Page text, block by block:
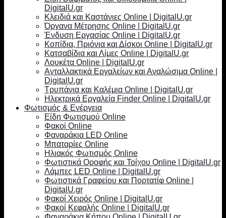
DigitalU.gr
Κλειδιά και Καστάνιες Online | DigitalU.gr
Όργανα Μέτρησης Online | DigitalU.gr
Ένδυση Εργασίας Online | DigitalU.gr
Κοπίδια, Πριόνια και Δίσκοι Online | DigitalU.gr
Κατσαβίδια και Λίμες Online | DigitalU.gr
Λουκέτα Online | DigitalU.gr
Ανταλλακτικά Εργαλείων και Αναλώσιμα Online |
DigitalU.gr
Τρυπάνια και Καλέμια Online | DigitalU.gr
Ηλεκτρικά Εργαλεία Finder Online | DigitalU.gr
Φωτισμός & Ενέργεια
Είδη Φωτισμού Online
Φακοί Online
Φαναράκια LED Online
Μπαταρίες Online
Ηλιακός Φωτισμός Online
Φωτιστικά Οροφής και Τοίχου Online | DigitalU.gr
Λάμπες LED Online | DigitalU.gr
Φωτιστικά Γραφείου και Πορτατίφ Online |
DigitalU.gr
Φακοί Χειρός Online | DigitalU.gr
Φακοί Κεφαλής Online | DigitalU.gr